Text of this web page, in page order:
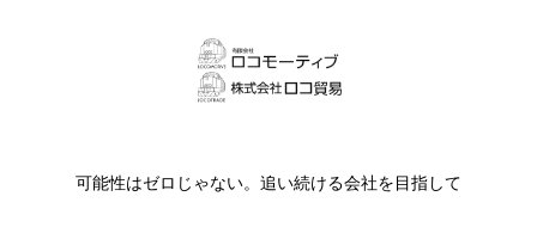
可能性はゼロじゃない。追い続ける会社を目指して